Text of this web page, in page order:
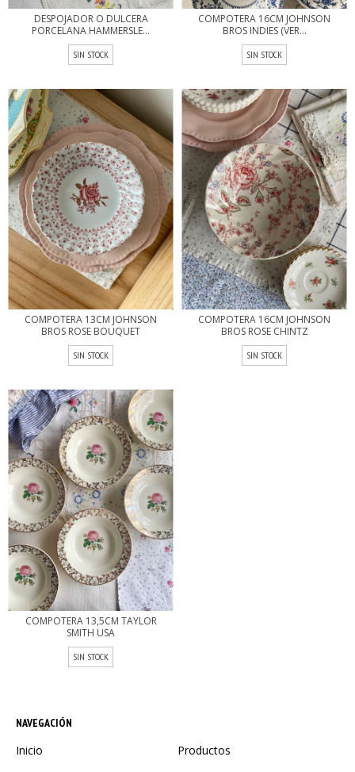
DESPOJADOR O DULCERA
PORCELANA HAMMERSLE...
SIN STOCK
COMPOTERA 16CM JOHNSON
BROS INDIES (VER...
SIN STOCK
COMPOTERA 13CM JOHNSON
BROS ROSE BOUQUET
SIN STOCK
COMPOTERA 16CM JOHNSON
BROS ROSE CHINTZ
SIN STOCK
COMPOTERA 13,5CM TAYLOR
SMITH USA
SIN STOCK
NAVEGACIÓN
Inicio Productos